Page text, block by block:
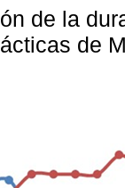
de la
de